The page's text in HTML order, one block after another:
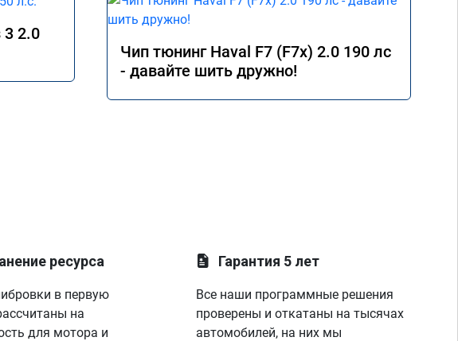
3 2.0
Чип тюнинг Haval F7 (F7x) 2.0 190 лс
- давайте шить дружно!
ресурса
в первую
на
для мотора и
Гарантия 5 лет
Все наши программные решения
проверены и откатаны на тысячах
автомобилей, на них мы